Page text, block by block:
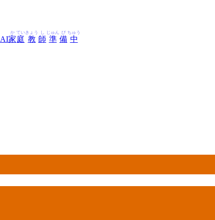
AI家
か
庭
てい
教
きょう
師
し
準
じゅん
備
び
中
ちゅう